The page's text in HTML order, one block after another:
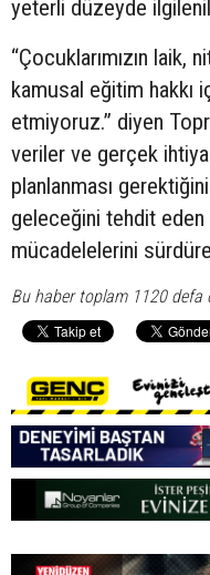
yeterli düzeyde
“Çocuklarımızın laik,
kamusal eğitim hakkı
etmiyoruz.” diyen
veriler ve gerçek
planlanması
geleceğini tehdit eden
mücadelelerini
Bu haber toplam 1120 defa